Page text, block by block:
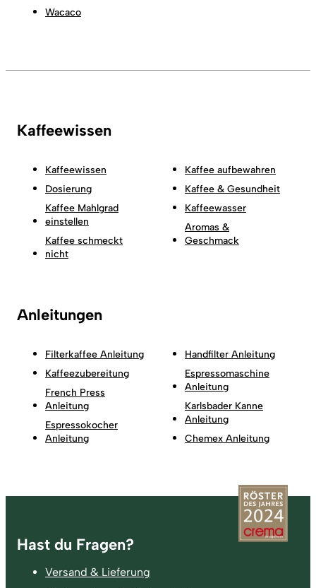
Wacaco
Kaffeewissen
Kaffeewissen
Dosierung
Kaffee Mahlgrad
einstellen
Kaffee schmeckt
nicht
Kaffee aufbewahren
Kaffee & Gesundheit
Kaffeewasser
Aromas &
Geschmack
Anleitungen
Filterkaffee Anleitung
Kaffeezubereitung
French Press
Anleitung
Espressokocher
Anleitung
Handfilter Anleitung
Espressomaschine
Anleitung
Karlsbader Kanne
Anleitung
Chemex Anleitung
Fußzeile
Hast du Fragen?
Versand & Lieferung